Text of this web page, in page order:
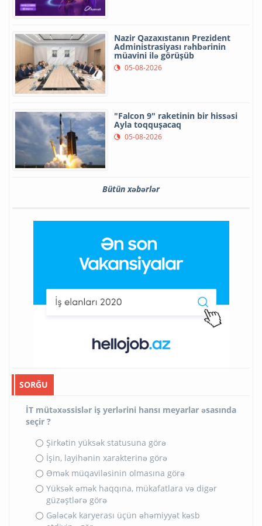
Nazir Qazaxıstanın Prezident
Administrasiyası rəhbərinin
müavini ilə görüşüb
05-08-2026
"Falcon 9" raketinin bir hissəsi
Ayla toqquşacaq
05-08-2026
Bütün xəbərlər
SORĞU
İT mütəxəssislər iş yerlərini hansı meyarlar əsasında
seçir ?
Şirkətin yüksək statusuna görə
İşin, layihənin xarakterinə görə
Əmək müqaviləsinin olmasına görə
Yüksək əmək haqqına, mükafatlara və digər
güzəştlərə görə
Gələcək karyerası üçün əhəmiyyət kəsb